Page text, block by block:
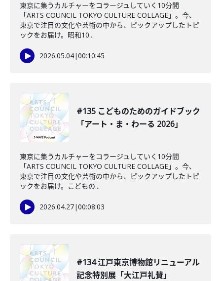
東京に集うカルチャーをコラージュしていく10分間
「ARTS COUNCIL TOKYO CULTURE COLLAGE」。今、
東京で注目の文化や芸術の中から、ピックアップしたトピ
ックをお届け。昭和10...
2026.05.04|00:10:45
#135 こどものためのガイドブック
「アート・ま・わーる 2026」
東京に集うカルチャーをコラージュしていく10分間
「ARTS COUNCIL TOKYO CULTURE COLLAGE」。今、
東京で注目の文化や芸術の中から、ピックアップしたトピ
ックをお届け。こどもの...
2026.04.27|00:08:03
#134 江戸東京博物館リニューアル
記念特別展「大江戸礼賛」